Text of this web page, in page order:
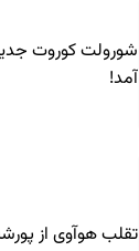
شورولت کوروت
آمد!
تقلب هوآوی از